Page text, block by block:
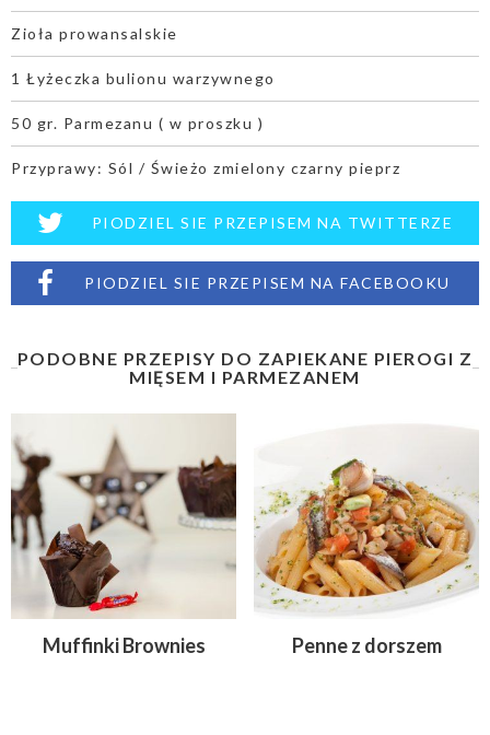
Zioła prowansalskie
1 Łyżeczka bulionu warzywnego
50 gr. Parmezanu ( w proszku )
Przyprawy: Sól / Świeżo zmielony czarny pieprz
PIODZIEL SIE PRZEPISEM NA TWITTERZE
PIODZIEL SIE PRZEPISEM NA FACEBOOKU
PODOBNE PRZEPISY DO ZAPIEKANE PIEROGI Z
MIĘSEM I PARMEZANEM
Muffinki Brownies Penne z dorszem